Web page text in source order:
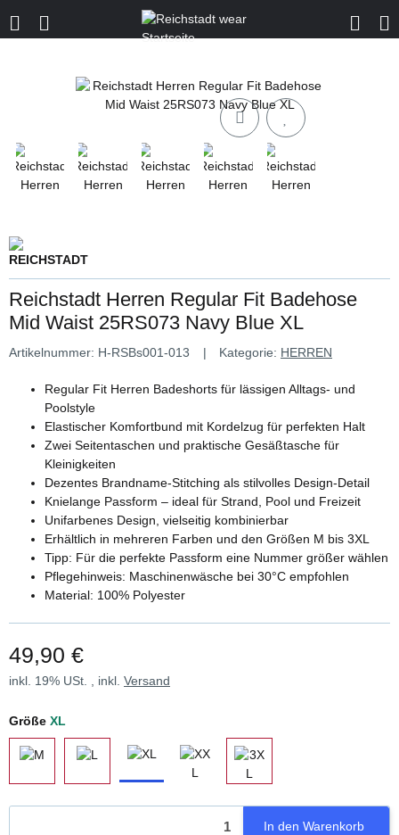
Reichstadt Herren Regular Fit Badehose
Mid Waist 25RS073 Navy Blue XL
Artikelnummer: H-RSBs001-013 Kategorie: HERREN
Regular Fit Herren Badeshorts für lässigen Alltags- und
Poolstyle
Elastischer Komfortbund mit Kordelzug für perfekten Halt
Zwei Seitentaschen und praktische Gesäßtasche für
Kleinigkeiten
Dezentes Brandname-Stitching als stilvolles Design-Detail
Knielange Passform – ideal für Strand, Pool und Freizeit
Unifarbenes Design, vielseitig kombinierbar
Erhältlich in mehreren Farben und den Größen M bis 3XL
Tipp: Für die perfekte Passform eine Nummer größer wählen
Pflegehinweis: Maschinenwäsche bei 30°C empfohlen
Material: 100% Polyester
49,90 €
inkl. 19% USt. , inkl. Versand
Größe XL
In den Warenkorb